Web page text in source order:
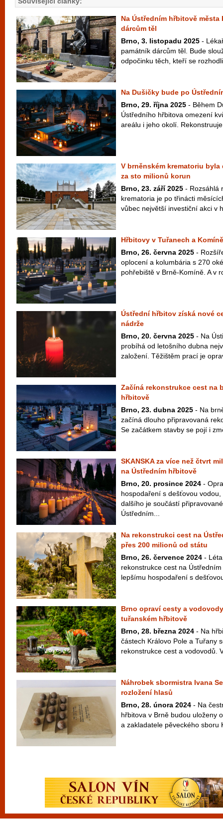
Na Ústředním hřbitově
dárcům těl
Brno, 3. listopadu 2025 -
památník dárcům těl. Bude
odpočinku těch, kteří se
Na Dušičky bude po
Brno, 29. října 2025 - Během
Ústředního hřbitova omezení
areálu i jeho okolí.
V brněnském krematoriu
za sto milionů korun
Brno, 23. září 2025 - Rozsáhlá
krematoria je po třinácti
vůbec největší investiční akci v
Hřbitovy v Tuřanech a
Brno, 26. června 2025 -
oplocení a kolumbária s 270
pohřebiště v Brně-Komíně. A v
Ústřední hřbitov získá nové
nádrže
Brno, 20. června 2025 - Na
probíhá od letošního dubna
založení. Těžištěm prací je
Začíná rekonstrukce cest na
hřbitově
Brno, 23. dubna 2025 - Na
začíná dlouho připravovaná
Se začátkem stavby se pojí i
SKANSKA za více než čtvrt
na Ústředním hřbitově
Brno, 20. prosince 2024 -
hospodaření s dešťovou
dalšího je součástí
Ústředním...
Na rekonstrukci cest na
přes 200 milionů od státu
Brno, 26. července 2024 -
rekonstrukce cest na
lepšímu hospodaření s
Brno opraví cesty a
tuřanském hřbitově
Brno, 28. března 2024 - Na
částech Královo Pole a Tuřany
rekonstrukce cest a vodovodů.
Náhrobek sbormistra Ivana
rozložení hlasů
Brno, 28. února 2024 - Na
hřbitova v Brně budou uloženy
a zakladatele pěveckého sboru